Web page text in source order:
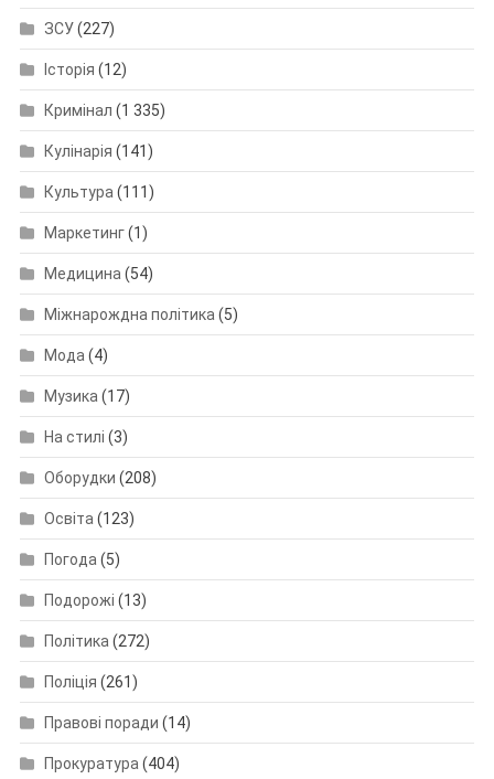
ЗСУ(227)
Історія (12)
Кримінал (1 335)
Кулінарія (141)
Культура (111)
Маркетинг(1)
Медицина (54)
Міжнарождна політика (5)
Мода (4)
Музика (17)
На стилі (3)
Оборудки (208)
Освіта (123)
Погода (5)
Подорожі (13)
Політика (272)
Поліція (261)
Правові поради (14)
Прокуратура (404)